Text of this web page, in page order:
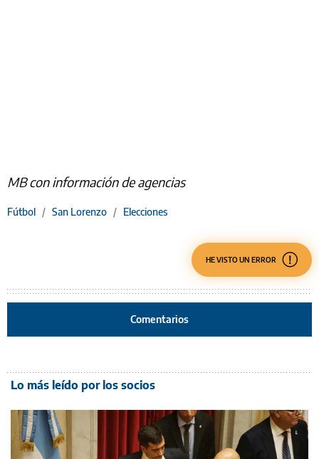
MB con información de agencias
Fútbol / San Lorenzo / Elecciones
HE VISTO UN ERROR
Comentarios
Lo más leído por los socios